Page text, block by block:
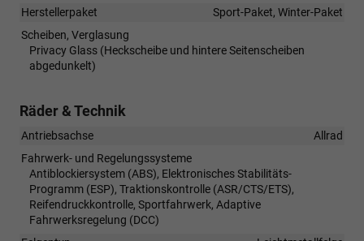
Herstellerpaket
Sport-Paket, Winter-Paket
Scheiben, Verglasung
Privacy Glass (Heckscheibe und hintere Seitenscheiben
abgedunkelt)
Räder & Technik
Antriebsachse
Allrad
Fahrwerk- und Regelungssysteme
Antiblockiersystem (ABS), Elektronisches Stabilitäts-
Programm (ESP), Traktionskontrolle (ASR/CTS/ETS),
Reifendruckkontrolle, Sportfahrwerk, Adaptive
Fahrwerksregelung (DCC)